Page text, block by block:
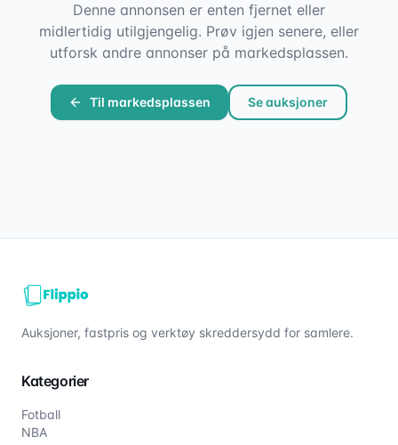
Denne annonsen er enten fjernet eller
midlertidig utilgjengelig. Prøv igjen senere, eller
utforsk andre annonser på markedsplassen.
Til markedsplassen Se auksjoner
Auksjoner, fastpris og verktøy skreddersydd for samlere.
Kategorier
Fotball
NBA